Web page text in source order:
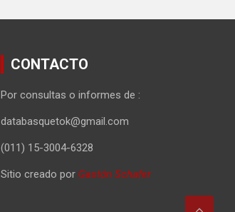
CONTACTO
Por consultas o informes de :
databasquetok@gmail.com
(011) 15-3004-6328
Sitio creado por Gastón Schafer